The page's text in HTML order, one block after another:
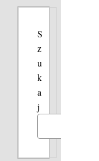
S
z
u
k
a
j